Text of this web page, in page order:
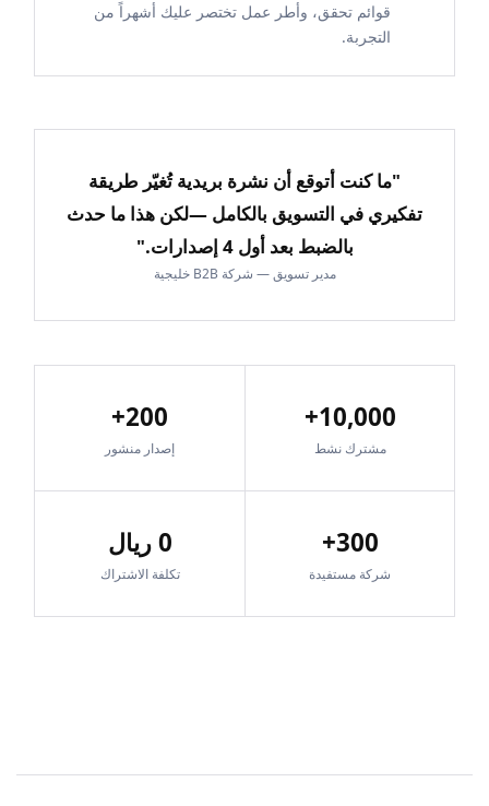
قوائم تحقق، وأطر عمل تختصر عليك أشهراً من
التجربة.
"ما كنت أتوقع أن نشرة بريدية تُغيّر طريقة
تفكيري في التسويق بالكامل —لكن هذا ما حدث
بالضبط بعد أول 4 إصدارات."
مدير تسويق — شركة B2B خليجية
10,000+
مشترك نشط
200+
إصدار منشور
300+
شركة مستفيدة
0 ريال
تكلفة الاشتراك